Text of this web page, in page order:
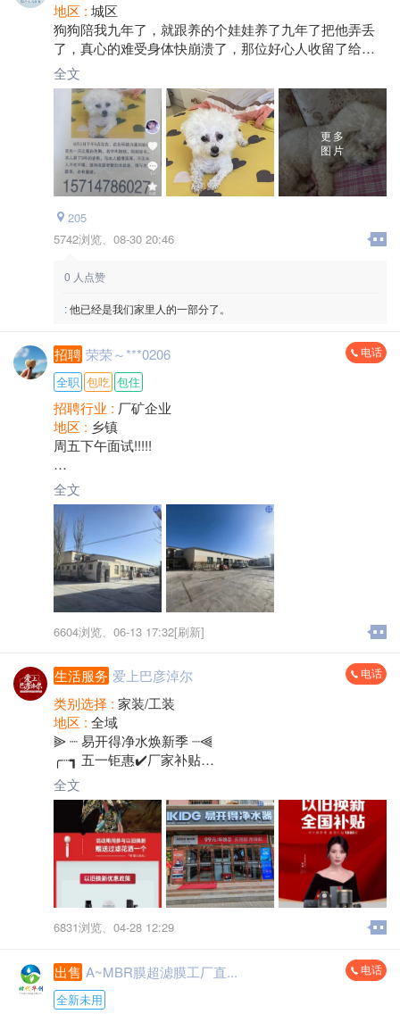
地区 : 城区
狗狗陪我九年了，就跟养的个娃娃养了九年了把他弄丢
了，真心的难受身体快崩溃了，那位好心人收留了给我
把狗狗还回来吧！必进九年老狗狗了。他陪不了我几年
了。求求把狗狗还回来吧！
全文
更多
图片
205
5742浏览、 08-30 20:46
0 人点赞
:他已经是我们家里人的一部分了。
招聘 荣荣～***0206 电话
全职 包吃 包住
招聘行业 : 厂矿企业
地区 : 乡镇
周五下午面试!!!!!
【巴盟临河招聘】三一重工配件厂
[太阳]管吃管住长白班岗位[太阳]
工作岗位：普工、叉车司机
工作内容：根据生产计划完成生产任务，配合设备生产
工作，没有重体力活
工作时间：8：00-20：00（中途休息一个半小时），上
六休一
薪资待遇：普工20元/小时 叉车司机22元/小时，免费住
地点:临河区武家圪旦
全文
6604浏览、 06-13 17:32[刷新]
生活服务 爱上巴彦淖尔 电话
类别选择 : 家装/工装
地区 : 全域
⫸ ┈ 易开得净水焕新季 ┈⫷
╭┈┓ 五一钜惠✔️厂家补贴
┆火┆火爆全国势不可挡
┆爆┆活动期间最高补贴1000元
┗┈╯到身边专卖店即可参与[转圈]
全文
6831浏览、 04-28 12:29
出售 A~MBR膜超滤膜工厂直... 电话
全新未用